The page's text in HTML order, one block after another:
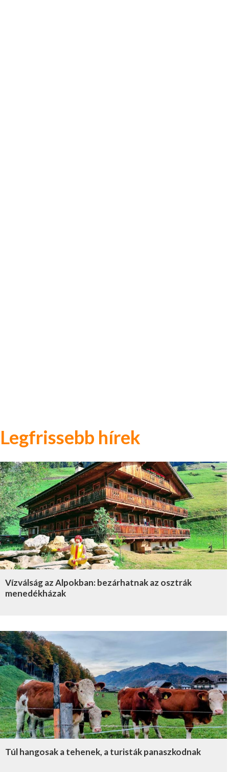
Legfrissebb hírek
Vízválság az Alpokban: bezárhatnak az osztrák
menedékházak
Túl hangosak a tehenek, a turisták panaszkodnak